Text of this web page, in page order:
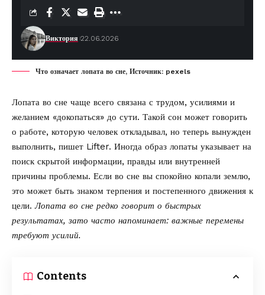
Виктория 22.06.2026
Что означает лопата во сне, Источник: pexels
Лопата во сне чаще всего связана с трудом, усилиями и
желанием «докопаться» до сути. Такой сон может говорить
о работе, которую человек откладывал, но теперь вынужден
выполнить, пишет Lifter. Иногда образ лопаты указывает на
поиск скрытой информации, правды или внутренней
причины проблемы. Если во сне вы спокойно копали землю,
это может быть знаком терпения и постепенного движения к
цели.Лопата во сне редко говорит о быстрых
результатах, зато часто напоминает: важные перемены
требуют усилий.
Contents